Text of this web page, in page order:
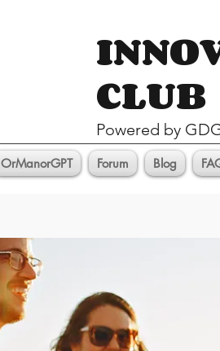
CLUB
Powered by
OrManorGPT Forum Blog